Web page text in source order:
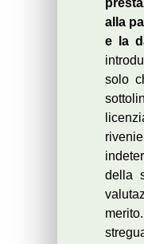
alla
e la
solo
della